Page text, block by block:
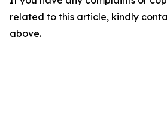
related to this article, kindly
above.